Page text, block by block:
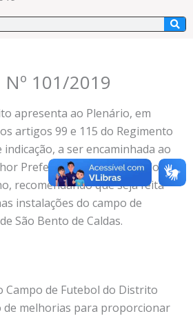
Nº 101/2019
apresenta ao Plenário, em
artigos 99 e 115 do Regimento
a ser encaminhada ao
Prefeito Municipal Geraldo
recomendando que seja feita
instalações do campo de
São Bento de Caldas.
Campo de Futebol do Distrito
de melhorias para proporcionar